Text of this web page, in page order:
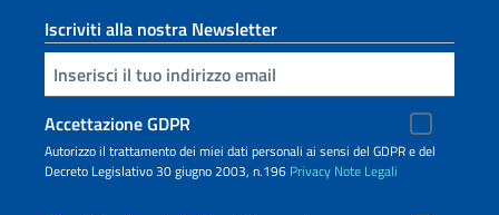
Iscriviti alla nostra Newsletter
Inserisci la tua email
Accettazione GDPR
Autorizzo il trattamento dei miei dati personali ai sensi del GDPR e del
Decreto Legislativo 30 giugno 2003, n.196 Privacy Note Legali